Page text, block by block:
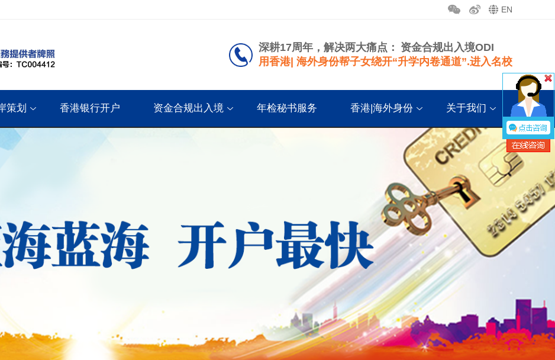
EN
深耕17周年，解决两大痛点： 资金合规出入境ODI
用香港| 海外身份帮子女绕开“升学内卷通道”.进入名校
策划 香港银行开户 资金合规出入境 年检秘书服务 香港|海外身份 关于我们